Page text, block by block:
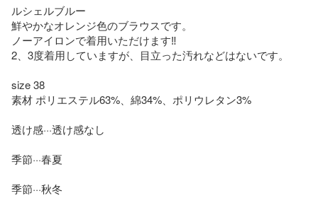
ルシェルブルー
鮮やかなオレンジ色のブラウスです。
ノーアイロンで着用いただけます‼︎
2、3度着用していますが、目立った汚れなどはないです。
size 38
素材 ポリエステル63%、綿34%、ポリウレタン3%
透け感···透け感なし
季節···春夏
季節···秋冬